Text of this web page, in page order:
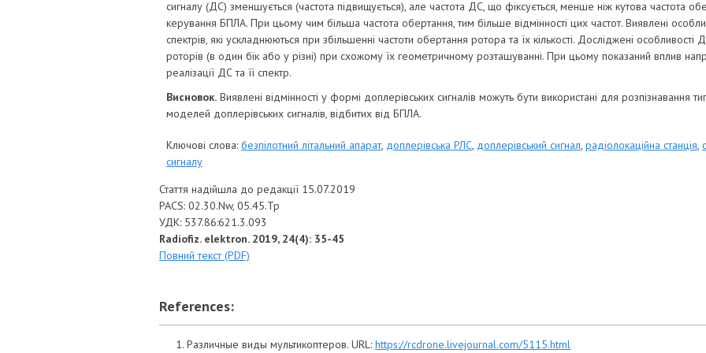
сигналу (ДС) зменшується (частота підвищується), але частота ДС, що фіксується, менше ніж кутова частота
керування БПЛА. При цьому чим більша частота обертання, тим більше відмінності цих частот. Виявлені
спектрів, які ускладнюються при збільшенні частоти обертання ротора та їх кількості. Досліджені
роторів (в один бік або у різні) при схожому їх геометричному розташуванні. При цьому показаний вплив
реалізації ДС та її спектр.
Висновок. Виявлені відмінності у формі доплерівських сигналів можуть бути використані для
моделей доплерівських сигналів, відбитих від БПЛА.
Ключові слова: безпілотний літальний апарат, доплерівська РЛС, доплерівський сигнал, радіолокаційна станція,
сигналу
Стаття надійшла до редакції 15.07.2019
PACS: 02.30.Nw, 05.45.Tp
УДК: 537.86:621.3.093
Radiofiz. elektron. 2019, 24(4): 35-45
Повний текст (PDF)
References:
Различные виды мультикоптеров. URL: https://rcdrone.livejournal.com/5115.html